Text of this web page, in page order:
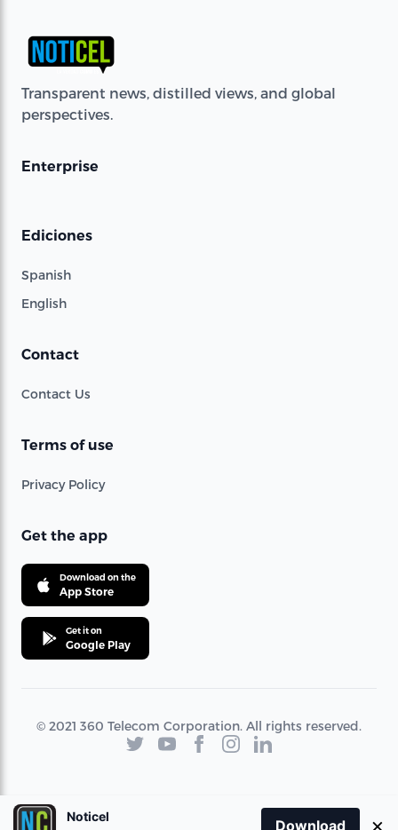
Transparent news, distilled views, and global
perspectives.
Enterprise
Ediciones
Spanish
English
Contact
Contact Us
Terms of use
Privacy Policy
Get the app
Download on the
App Store
Get it on
Google Play
© 2021 360 Telecom Corporation. All rights reserved.
Noticel
Download